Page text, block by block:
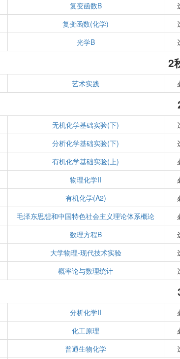
复变函数B
复变函数(化学)
光学B
2
艺术实践
无机化学基础实验(下)
分析化学基础实验(下)
有机化学基础实验(上)
物理化学II
有机化学(A2)
毛泽东思想和中国特色社会主义理论体系概论
数理方程B
大学物理-现代技术实验
概率论与数理统计
分析化学II
化工原理
普通生物化学